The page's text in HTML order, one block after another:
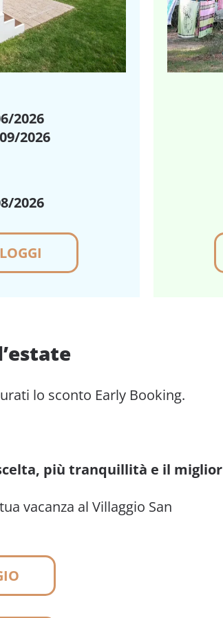
2026
2026
2026
lo sconto Early Booking.
più tranquillità e il miglior
vacanza al Villaggio San